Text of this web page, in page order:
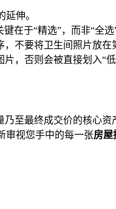
伸。
在于“精选”，而非“全选”
不要将卫生间照片放在
，否则会被直接划入“低
至最终成交价的核心
审视您手中的每一张房屋